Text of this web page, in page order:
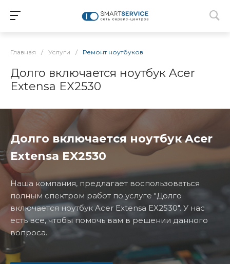
Главная / Услуги / Ремонт ноутбуков
Долго включается ноутбук Acer
Extensa EX2530
Долго включается ноутбук Acer
Extensa EX2530
Наша компания, предлагает воспользоваться
полным спектром работ по услуге "Долго
включается ноутбук Acer Extensa EX2530". У нас
есть все, чтобы помочь вам в решении данного
вопроса.